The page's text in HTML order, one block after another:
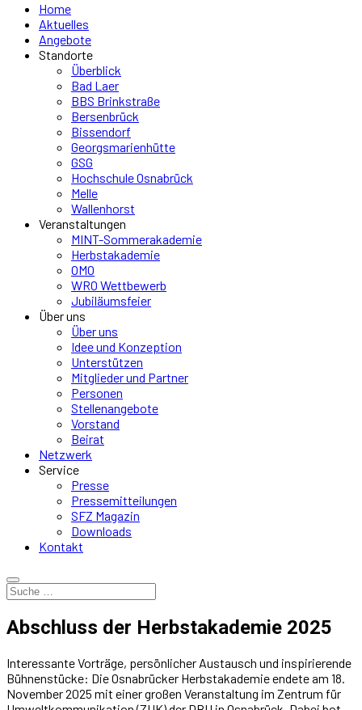
Home
Aktuelles
Angebote
Standorte
Überblick
Bad Laer
BBS Brinkstraße
Bersenbrück
Bissendorf
Georgsmarienhütte
GSG
Hochschule Osnabrück
Melle
Wallenhorst
Veranstaltungen
MINT-Sommerakademie
Herbstakademie
OMO
WRO Wettbewerb
Jubiläumsfeier
Über uns
Über uns
Idee und Konzeption
Unterstützen
Mitglieder und Partner
Personen
Stellenangebote
Vorstand
Beirat
Netzwerk
Service
Presse
Pressemitteilungen
SFZ Magazin
Downloads
Kontakt
Abschluss der Herbstakademie 2025
Interessante Vorträge, persönlicher Austausch und inspirierende
Bühnenstücke: Die Osnabrücker Herbstakademie endete am 18.
November 2025 mit einer großen Veranstaltung im Zentrum für